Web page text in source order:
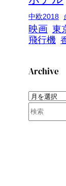
中欧2018
映画 東
飛行機
Archive
ア
ー
カ
検
索